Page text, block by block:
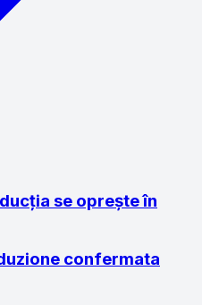
se oprește în
confermata